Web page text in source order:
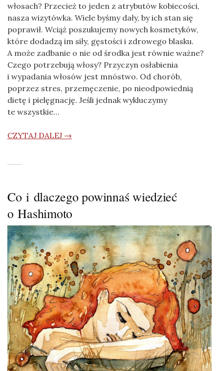
włosach? Przecież to jeden z atrybutów kobiecości,
nasza wizytówka. Wiele byśmy dały, by ich stan się
poprawił. Wciąż poszukujemy nowych kosmetyków,
które dodadzą im siły, gęstości i zdrowego blasku.
A może zadbanie o nie od środka jest równie ważne?
Czego potrzebują włosy? Przyczyn osłabienia
i wypadania włosów jest mnóstwo. Od chorób,
poprzez stres, przemęczenie, po nieodpowiednią
dietę i pielęgnację. Jeśli jednak wykluczymy
te wszystkie…
CZYTAJ DALEJ →
Co i dlaczego powinnaś wiedzieć
o Hashimoto